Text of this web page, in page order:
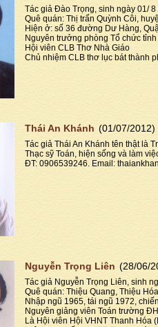
Tác giả Đào Trọng, sinh ngày 01/ 8
Quê quán: Thị trấn Quỳnh Côi,
Hiện ở: số 36 đường Dư Hàng,
Nguyên trưởng phòng Tổ chức
Hội viên CLB Thơ Nhà Giáo
Chủ nhiệm CLB thơ lục bát thành
Thái An Khánh (01/07/2012)
Tác giả Thái An Khánh tên thật là
Thạc sỹ Toán, hiện sống và làm
ĐT: 0906539246. Email:
Nguyễn Trọng Liên (28/06/
Tác giả Nguyễn Trọng Liên, sinh
Quê quán: Thiệu Quang, Thiệu
Nhập ngũ 1965, tái ngũ 1972,
Nguyên giảng viên Toán trường
Là Hội viên Hội VHNT Thanh Hóa